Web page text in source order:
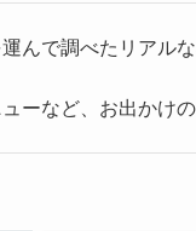
んで調べたリアル
ーなど、お出かけ